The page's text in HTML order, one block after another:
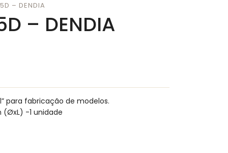
– DENDIA
– DENDIA
para fabricação de modelos.
(ØxL) -1 unidade